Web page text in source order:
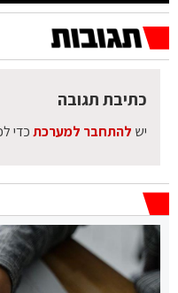
כתיבת תגובה
יש להתחבר למערכתכדי